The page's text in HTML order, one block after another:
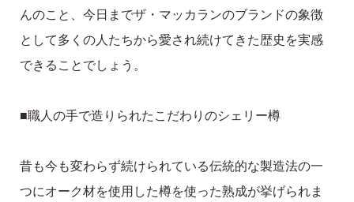
んのこと、今日までザ・マッカランのブランドの象徴
として多くの人たちから愛され続けてきた歴史を実感
できることでしょう。
■職人の手で造りられたこだわりのシェリー樽
昔も今も変わらず続けられている伝統的な製造法の一
つにオーク材を使用した樽を使った熟成が挙げられま